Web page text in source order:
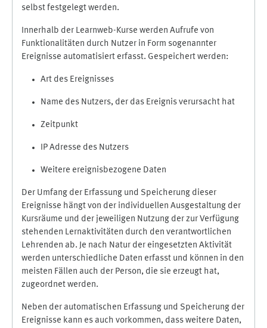
selbst festgelegt werden.
Innerhalb der Learnweb-Kurse werden Aufrufe von
Funktionalitäten durch Nutzer in Form sogenannter
Ereignisse automatisiert erfasst. Gespeichert werden:
Art des Ereignisses
Name des Nutzers, der das Ereignis verursacht hat
Zeitpunkt
IP Adresse des Nutzers
Weitere ereignisbezogene Daten
Der Umfang der Erfassung und Speicherung dieser
Ereignisse hängt von der individuellen Ausgestaltung der
Kursräume und der jeweiligen Nutzung der zur Verfügung
stehenden Lernaktivitäten durch den verantwortlichen
Lehrenden ab. Je nach Natur der eingesetzten Aktivität
werden unterschiedliche Daten erfasst und können in den
meisten Fällen auch der Person, die sie erzeugt hat,
zugeordnet werden.
Neben der automatischen Erfassung und Speicherung der
Ereignisse kann es auch vorkommen, dass weitere Daten,